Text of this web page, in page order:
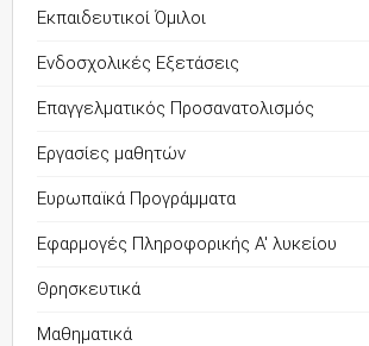
Εκπαιδευτικοί Όμιλοι
Ενδοσχολικές Εξετάσεις
Επαγγελματικός Προσανατολισμός
Εργασίες μαθητών
Ευρωπαϊκά Προγράμματα
Εφαρμογές Πληροφορικής Α' λυκείου
Θρησκευτικά
Μαθηματικά